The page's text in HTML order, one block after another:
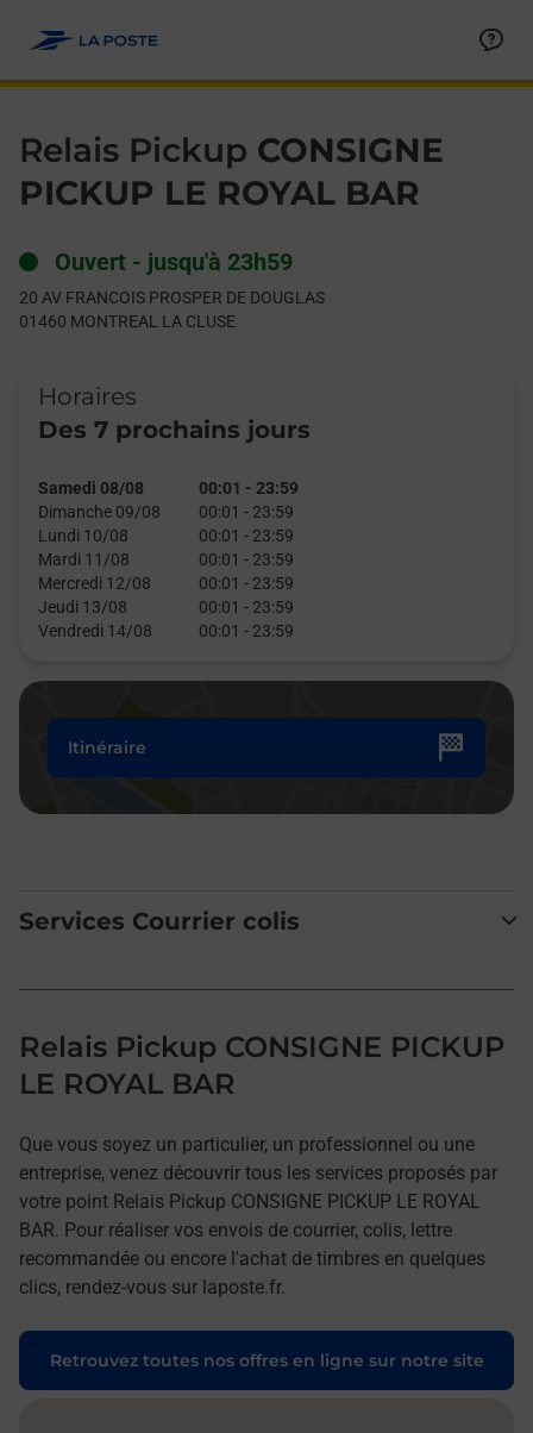
Relais Pickup CONSIGNE
PICKUP LE ROYAL BAR
Ouvert - jusqu'à 23h59
20 AV FRANCOIS PROSPER DE DOUGLAS
01460 MONTREAL LA CLUSE
Horaires
Des 7 prochains jours
Samedi 08/08 00:01 - 23:59
Dimanche 09/08
00:01 - 23:59
Lundi 10/08
00:01 - 23:59
Mardi 11/08
00:01 - 23:59
Mercredi 12/08
00:01 - 23:59
Jeudi 13/08
00:01 - 23:59
Vendredi 14/08
00:01 - 23:59
Itinéraire
Services Courrier colis
Relais Pickup CONSIGNE PICKUP
LE ROYAL BAR
Que vous soyez un particulier, un professionnel ou une
entreprise, venez découvrir tous les services proposés par
votre point Relais Pickup CONSIGNE PICKUP LE ROYAL
BAR. Pour réaliser vos envois de courrier, colis, lettre
recommandée ou encore l'achat de timbres en quelques
clics, rendez-vous sur laposte.fr.
Retrouvez toutes nos offres en ligne sur notre site